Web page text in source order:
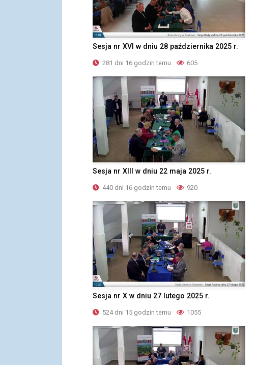
Sesja nr XVI w dniu 28 października 2025 r.
281 dni 16 godzin temu 605
Sesja nr XIII w dniu 22 maja 2025 r.
440 dni 16 godzin temu 920
Sesja nr X w dniu 27 lutego 2025 r.
524 dni 15 godzin temu 1055